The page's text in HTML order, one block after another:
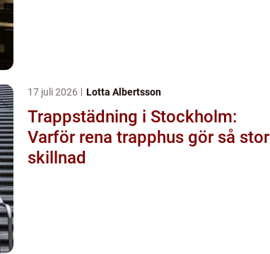
17 juli 2026 Lotta Albertsson
Trappstädning i Stockholm:
Varför rena trapphus gör så stor
skillnad